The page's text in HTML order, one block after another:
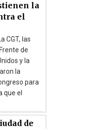
la
el
La CGT, las
de
y la
la
para
que el
de